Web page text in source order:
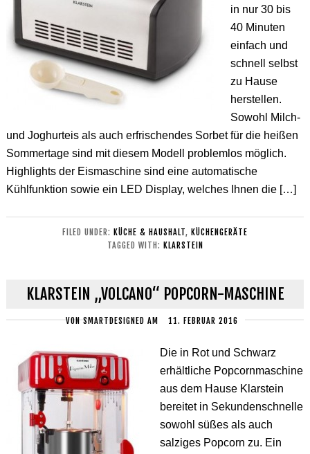
in nur 30 bis
40 Minuten
einfach und
schnell selbst
zu Hause
herstellen.
Sowohl Milch-
und Joghurteis als auch erfrischendes Sorbet für die heißen
Sommertage sind mit diesem Modell problemlos möglich.
Highlights der Eismaschine sind eine automatische
Kühlfunktion sowie ein LED Display, welches Ihnen die […]
FILED UNDER: KÜCHE & HAUSHALT, KÜCHENGERÄTE
TAGGED WITH: KLARSTEIN
KLARSTEIN „VOLCANO“ POPCORN-MASCHINE
VON SMARTDESIGNED AM 11. FEBRUAR 2016
Die in Rot und Schwarz
erhältliche Popcornmaschine
aus dem Hause Klarstein
bereitet in Sekundenschnelle
sowohl süßes als auch
salziges Popcorn zu. Ein